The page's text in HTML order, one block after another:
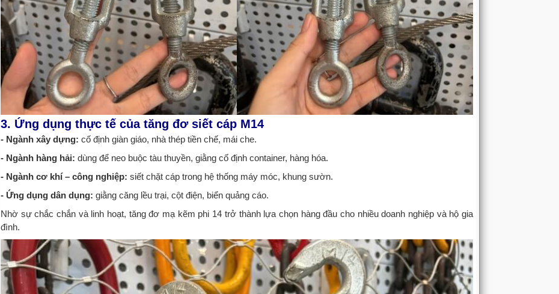
3. Ứng dụng thực tế của tăng đơ siết cáp M14
- Ngành xây dựng: cố định giàn giáo, nhà thép tiền chế, mái che.
- Ngành hàng hải: dùng để neo buộc tàu thuyền, giằng cố định container, hàng hóa.
- Ngành cơ khí – công nghiệp: siết chặt cáp trong hệ thống máy móc, khung sườn.
- Ứng dụng dân dụng: giằng căng lều trại, cột điện, biển quảng cáo.
Nhờ sự chắc chắn và linh hoạt, tăng đơ mạ kẽm phi 14 trở thành lựa chọn hàng đầu cho nhiều doanh nghiệp và hộ gia
đình.